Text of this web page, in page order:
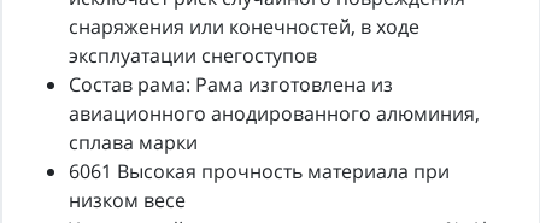
снаряжения или конечностей, в ходе
эксплуатации снегоступов
Состав рама: Рама изготовлена из
авиационного анодированного алюминия,
сплава марки
6061 Высокая прочность материала при
низком весе